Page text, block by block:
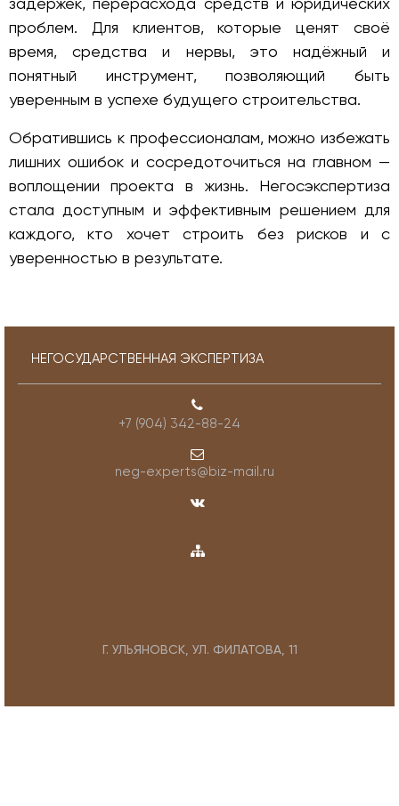
проблем. Для клиентов, которые ценят своё
время, средства и нервы, это надёжный и
понятный инструмент, позволяющий быть
уверенным в успехе будущего строительства.
Обратившись к профессионалам, можно избежать
лишних ошибок и сосредоточиться на главном —
воплощении проекта в жизнь. Негосэкспертиза
стала доступным и эффективным решением для
каждого, кто хочет строить без рисков и с
уверенностью в результате.
НЕГОСУДАРСТВЕННАЯ ЭКСПЕРТИЗА
+7 (904) 342-88-24
neg-experts@biz-mail.ru
Г. УЛЬЯНОВСК, УЛ. ФИЛАТОВА, 11